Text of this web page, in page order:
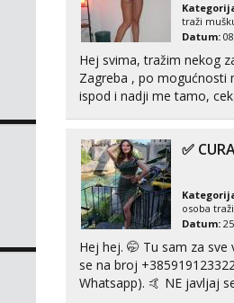
064/677-
tel:0,93€ -
Monika
Čekam tvoj
tel:0,93€ -
Vanesa
Čekam tvoj
Tel: 064/677-
tel:0,93€ -
Ivančica
Čekam tvoj
traži
Datum:
Hej svima, tražim nekog
Zagreba , po mogućnosti mlađeg
ispod i nadji me tamo,
✅
osoba
Datum:
Hej hej. 🤭 Tu sam za sve
se na broj
Whatsapp). 🤙